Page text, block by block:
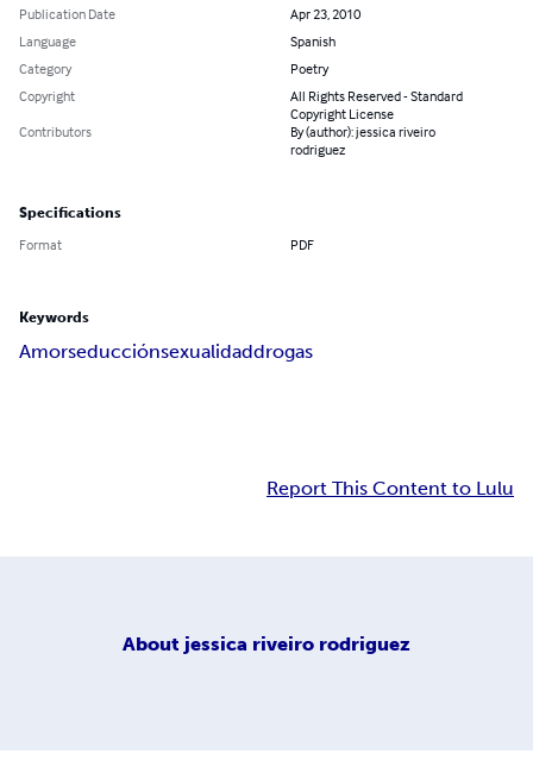
Publication Date
Apr 23, 2010
Language
Spanish
Category
Poetry
Copyright
All Rights Reserved - Standard
Copyright License
Contributors
By (author): jessica riveiro
rodriguez
Specifications
Format PDF
Keywords
Amorseducciónsexualidaddrogas
Report This Content to Lulu
About jessica riveiro rodriguez